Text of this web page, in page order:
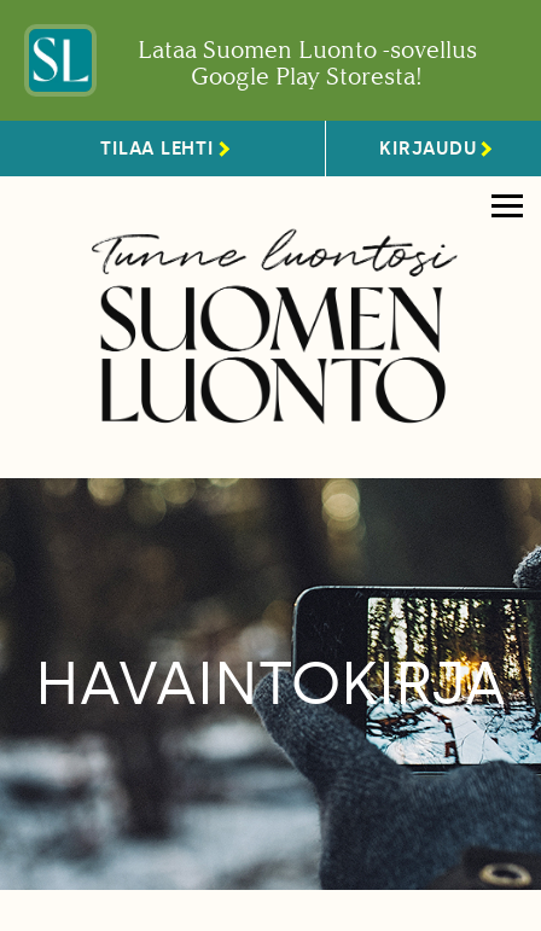
Lataa Suomen Luonto -sovellus
Google Play Storesta!
TILAA LEHTI KIRJAUDU
HAVAINTOKIRJA